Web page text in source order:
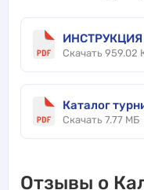
ИНСТРУКЦИЯ
Скачать 959.02
Каталог
Скачать 7.77 МБ
Отзывы о